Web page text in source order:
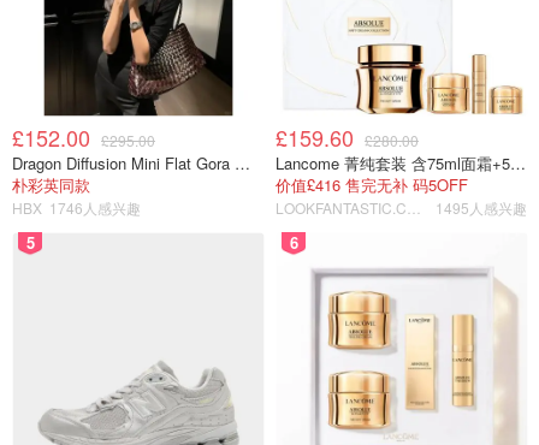
£152.00 £295.00
Dragon Diffusion Mini Flat Gora 深棕色手提包
朴彩英同款
HBX 1746人感兴趣
£159.60 £280.00
Lancome 菁纯套装 含75ml面霜+5ml精华+5ml眼霜
价值£416 售完无补 码5OFF
1495人感兴趣
5 6